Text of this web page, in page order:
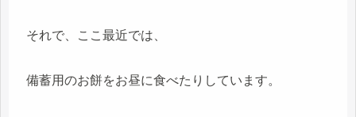
それで、ここ最近では、
備蓄用のお餅をお昼に食べたりしています。